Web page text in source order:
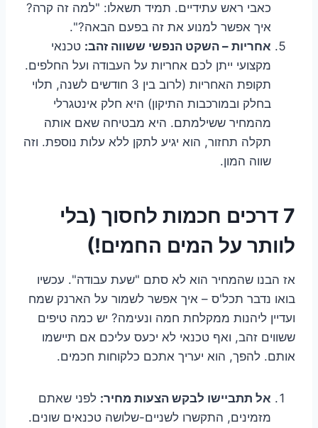
כאבי ראש עתידיים. תמיד תשאלו: "למה זה קרה?
איך אפשר למנוע את זה בפעם הבאה?".
אחריות – השקט הנפשי ששווה זהב: טכנאי
מקצועי ייתן לכם אחריות על העבודה ועל החלפים.
תקופת האחריות (לרוב בין 3 חודשים לשנה, תלוי
בחלק ובמורכבות התיקון) היא חלק אינטגרלי
מהמחיר ששילמתם. היא מבטיחה שאם אותה
תקלה תחזור, הוא יגיע לתקן ללא עלות נוספת. וזה
שווה המון.
7 דרכים חכמות לחסוך (בלי
לוותר על המים החמים!)
אז הבנו שהמחיר הוא לא סתם "שעת עבודה". עכשיו
בואו נדבר תכל'ס – איך אפשר לשמור על הארנק שמח
ועדיין ליהנות ממקלחת חמה ונעימה? יש כמה טיפים
ששווים זהב, ואף טכנאי לא יכעס עליכם אם תיישמו
אותם. להפך, הוא יעריך אתכם כלקוחות חכמים.
אל תתביישו לבקש הצעות מחיר: לפני שאתם
מזמינים, התקשרו לשניים-שלושה טכנאים שונים.